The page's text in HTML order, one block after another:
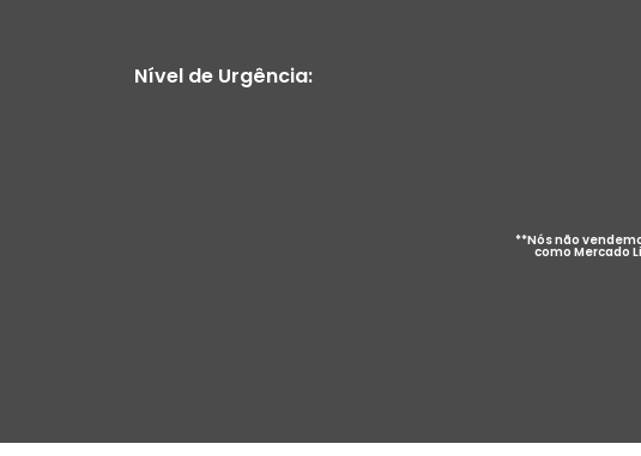
Nível de Urgência:
**Nós não
como Mercado